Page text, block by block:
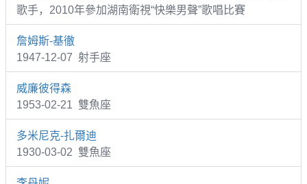
歌手，2010年參加湖南衛視“快樂男聲”歌唱比賽
詹姆斯-基徹
1947-12-07 射手座
威廉彼得森
1953-02-21 雙魚座
多米尼克-扎爾迪
1930-03-02 雙魚座